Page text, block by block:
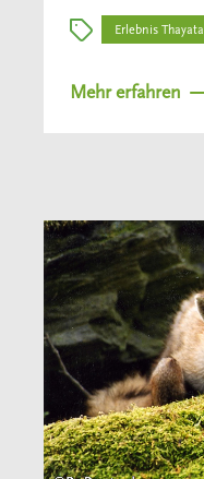
Erlebnis Thayatal
Mehr erfahren